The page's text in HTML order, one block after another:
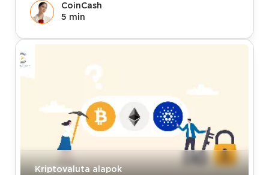
CoinCash
5 min
Tudástár
Kriptovaluta alapok